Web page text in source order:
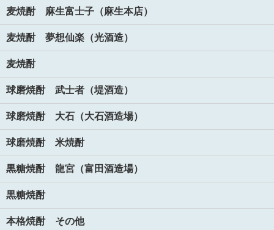
麦焼酎 麻生富士子（麻生本店）
麦焼酎 夢想仙楽（光酒造）
麦焼酎
球磨焼酎 武士者（堤酒造）
球磨焼酎 大石（大石酒造場）
球磨焼酎 米焼酎
黒糖焼酎 龍宮（富田酒造場）
黒糖焼酎
本格焼酎 その他